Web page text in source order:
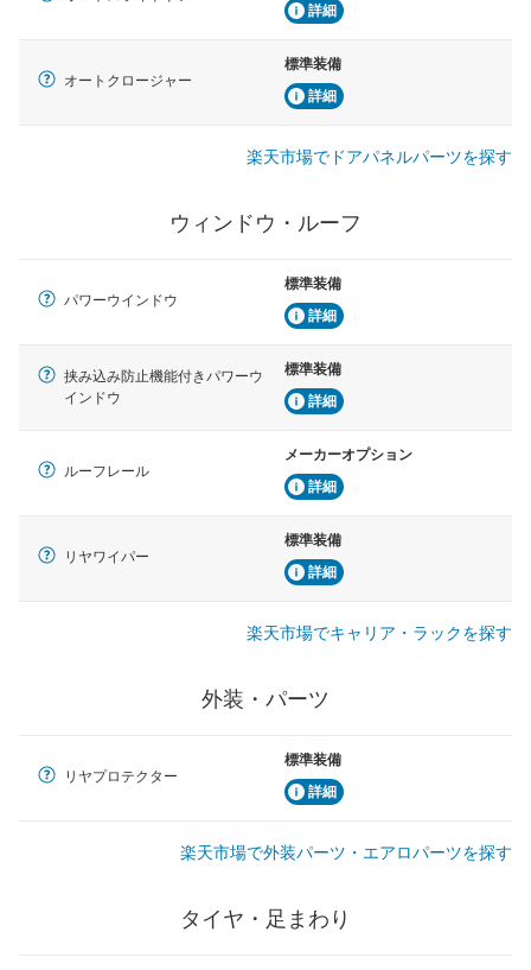
詳細
オートクロージャー
標準装備
詳細
楽天市場でドアパネルパーツを探す
ウィンドウ・ルーフ
パワーウインドウ
標準装備
詳細
挟み込み防止機能付きパワーウ
インドウ
標準装備
詳細
ルーフレール
メーカーオプション
詳細
リヤワイパー
標準装備
詳細
楽天市場でキャリア・ラックを探す
外装・パーツ
リヤプロテクター
標準装備
詳細
楽天市場で外装パーツ・エアロパーツを探す
タイヤ・足まわり